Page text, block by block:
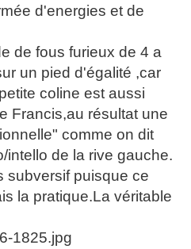
d'energies et de
de fous furieux de 4 a
un pied d'égalité ,car
coline est aussi
Francis,au résultat une
comme on dit
de la rive gauche.
subversif puisque ce
la pratique.La véritable